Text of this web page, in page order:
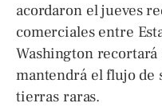
acordaron el jueves
comerciales entre
Washington recortará
mantendrá el flujo de
tierras raras.